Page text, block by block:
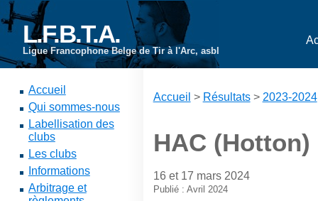
L.F.B.T.A.
Ligue Francophone Belge de Tir à l'Arc, asbl
Accueil
Qui sommes-nous
Labellisation des
clubs
Les clubs
Informations
Arbitrage et
Accueil > Résultats> 2023-2024
HAC (Hotton)
16 et 17 mars 2024
Publié : Avril 2024